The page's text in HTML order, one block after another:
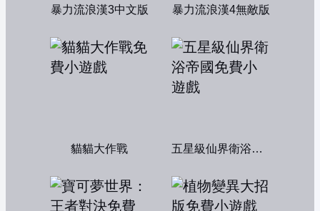
暴力流浪漢3中文版 暴力流浪漢4無敵版
貓貓大作戰 五星級仙界衛浴帝國